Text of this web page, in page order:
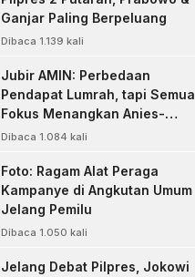
Ganjar Paling Berpeluang
Dibaca 1.139 kali
Jubir AMIN: Perbedaan
Pendapat Lumrah, tapi Semua
Fokus Menangkan Anies-
Muhaimin
Dibaca 1.084 kali
Foto: Ragam Alat Peraga
Kampanye di Angkutan Umum
Jelang Pemilu
Dibaca 1.050 kali
Jelang Debat Pilpres, Jokowi